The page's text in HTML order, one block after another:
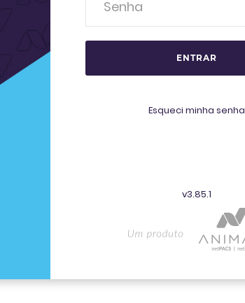
ENTRAR
Esqueci minha senha
v3.85.1